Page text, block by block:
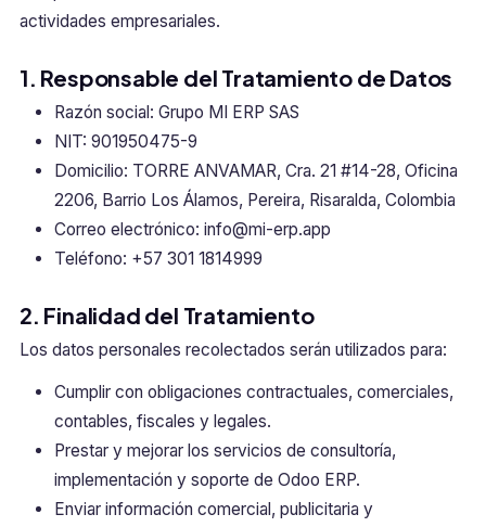
actividades empresariales.
1. Responsable del Tratamiento de Datos
Razón social: Grupo MI ERP SAS
NIT: 901950475-9
Domicilio: TORRE ANVAMAR, Cra. 21 #14-28, Oficina
2206, Barrio Los Álamos, Pereira, Risaralda, Colombia
Correo electrónico: info@mi-erp.app
Teléfono: +57 301 1814999
2. Finalidad del Tratamiento
Los datos personales recolectados serán utilizados para:
Cumplir con obligaciones contractuales, comerciales,
contables, fiscales y legales.
Prestar y mejorar los servicios de consultoría,
implementación y soporte de Odoo ERP.
Enviar información comercial, publicitaria y